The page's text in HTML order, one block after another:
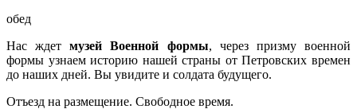
обед
Нас ждетмузей Военной формы, через призму военной
формы узнаем историю нашей страны от Петровских времен
до наших дней. Вы увидите и солдата будущего.
Отъезд на размещение. Свободное время.